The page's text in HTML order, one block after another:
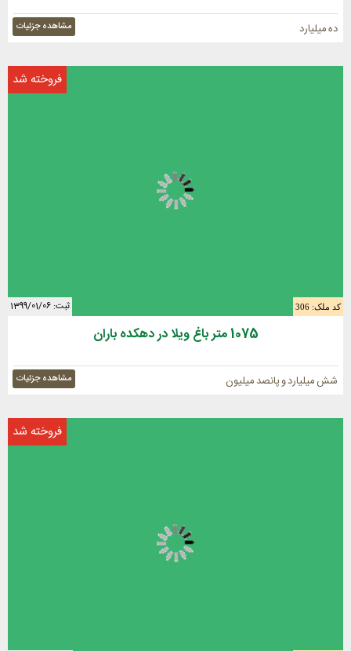
ده میلیارد مشاهده جزئیات
فروخته شد
کد ملک: 306 ثبت: 1399/01/06
1075 متر باغ ویلا در دهکده باران
شش میلیارد و پانصد میلیون مشاهده جزئیات
فروخته شد